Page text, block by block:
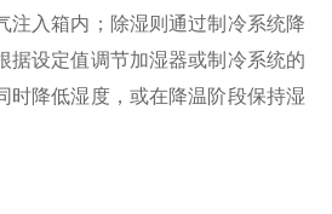
入箱内；除湿则通过制冷系统降
据设定值调节加湿器或制冷系统的
时降低湿度，或在降温阶段保持湿